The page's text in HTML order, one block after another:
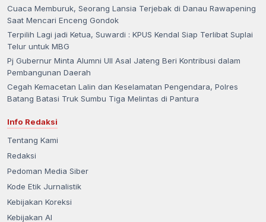
Cuaca Memburuk, Seorang Lansia Terjebak di Danau Rawapening
Saat Mencari Enceng Gondok
Terpilih Lagi jadi Ketua, Suwardi : KPUS Kendal Siap Terlibat Suplai
Telur untuk MBG
Pj Gubernur Minta Alumni UII Asal Jateng Beri Kontribusi dalam
Pembangunan Daerah
Cegah Kemacetan Lalin dan Keselamatan Pengendara, Polres
Batang Batasi Truk Sumbu Tiga Melintas di Pantura
Info Redaksi
Tentang Kami
Redaksi
Pedoman Media Siber
Kode Etik Jurnalistik
Kebijakan Koreksi
Kebijakan AI